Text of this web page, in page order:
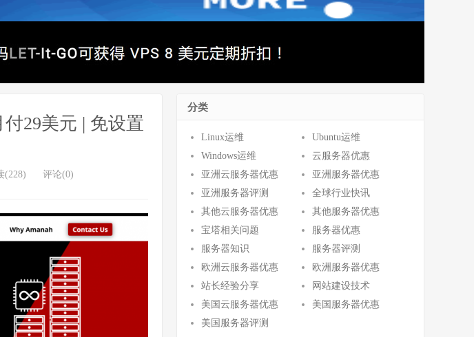
29美元 | 免设置
(228) 评论(0)
分类
Linux运维
Ubuntu运维
Windows运维
云服务器优惠
亚洲云服务器优惠
亚洲服务器优惠
亚洲服务器评测
全球行业快讯
其他云服务器优惠
其他服务器优惠
宝塔相关问题
服务器优惠
服务器知识
服务器评测
欧洲云服务器优惠
欧洲服务器优惠
站长经验分享
网站建设技术
美国云服务器优惠
美国服务器优惠
美国服务器评测